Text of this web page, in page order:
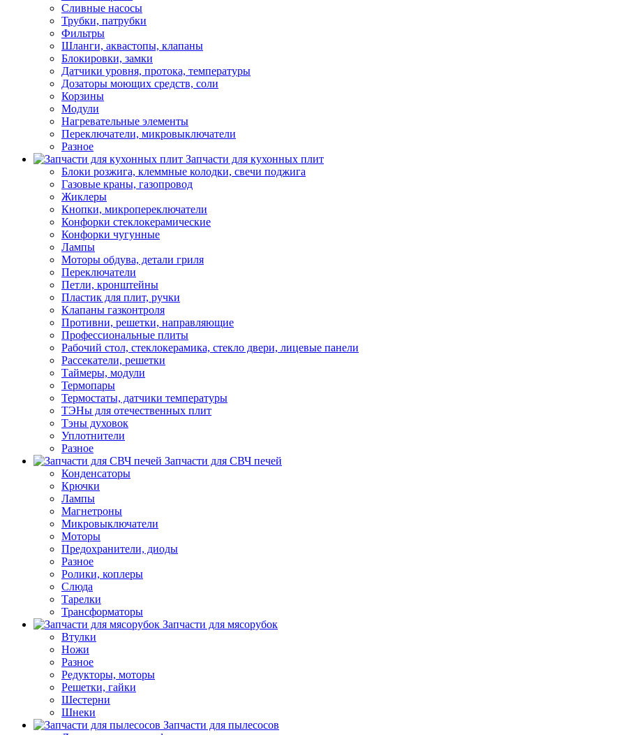
Сливные насосы
Трубки, патрубки
Фильтры
Шланги, аквастопы, клапаны
Блокировки, замки
Датчики уровня, протока, температуры
Дозаторы моющих средств, соли
Корзины
Модули
Нагревательные элементы
Переключатели, микровыключатели
Разное
Запчасти для кухонных плит
Блоки розжига, клеммные колодки, свечи поджига
Газовые краны, газопровод
Жиклеры
Кнопки, микропереключатели
Конфорки стеклокерамические
Конфорки чугунные
Лампы
Моторы обдува, детали гриля
Переключатели
Петли, кронштейны
Пластик для плит, ручки
Клапаны газконтроля
Противни, решетки, направляющие
Профессиональные плиты
Рабочий стол, стеклокерамика, стекло двери, лицевые панели
Рассекатели, решетки
Таймеры, модули
Термопары
Термостаты, датчики температуры
ТЭНы для отечественных плит
Тэны духовок
Уплотнители
Разное
Запчасти для СВЧ печей
Конденсаторы
Крючки
Лампы
Магнетроны
Микровыключатели
Моторы
Предохранители, диоды
Разное
Ролики, коплеры
Слюда
Тарелки
Трансформаторы
Запчасти для мясорубок
Втулки
Ножи
Разное
Редукторы, моторы
Решетки, гайки
Шестерни
Шнеки
Запчасти для пылесосов